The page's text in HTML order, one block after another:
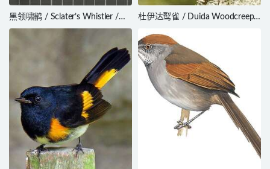
黑领啸鹟 / Sclater’s Whistler /
Pachycephala soror
杜伊达䴕雀 / Duida Woodcreeper